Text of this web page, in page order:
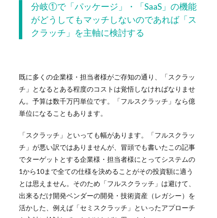
分岐①で「パッケージ」・「SaaS」の機能
がどうしてもマッチしないのであれば「ス
クラッチ」を主軸に検討する
既に多くの企業様・担当者様がご存知の通り、「スクラッ
チ」となるとある程度のコストは覚悟しなければなりませ
ん。予算は数千万円単位です。「フルスクラッチ」なら億
単位になることもあります。
「スクラッチ」といっても幅があります。「フルスクラッ
チ」が悪い訳ではありませんが、冒頭でも書いたこの記事
でターゲットとする企業様・担当者様にとってシステムの
1から10まで全ての仕様を決めることがその投資額に適う
とは思えません。そのため「フルスクラッチ」は避けて、
出来るだけ開発ベンダーの開発・技術資産（レガシー）を
活かした、例えば「セミスクラッチ」といったアプローチ